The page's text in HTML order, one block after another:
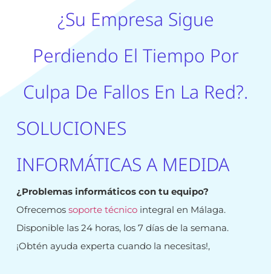
¿Su Empresa Sigue
Perdiendo El Tiempo Por
Culpa De Fallos En La Red?.
SOLUCIONES
INFORMÁTICAS A MEDIDA
¿Problemas informáticos con tu equipo?
Ofrecemos soporte técnicointegral en Málaga.
Disponible las 24 horas, los 7 días de la semana.
¡Obtén ayuda experta cuando la necesitas!,